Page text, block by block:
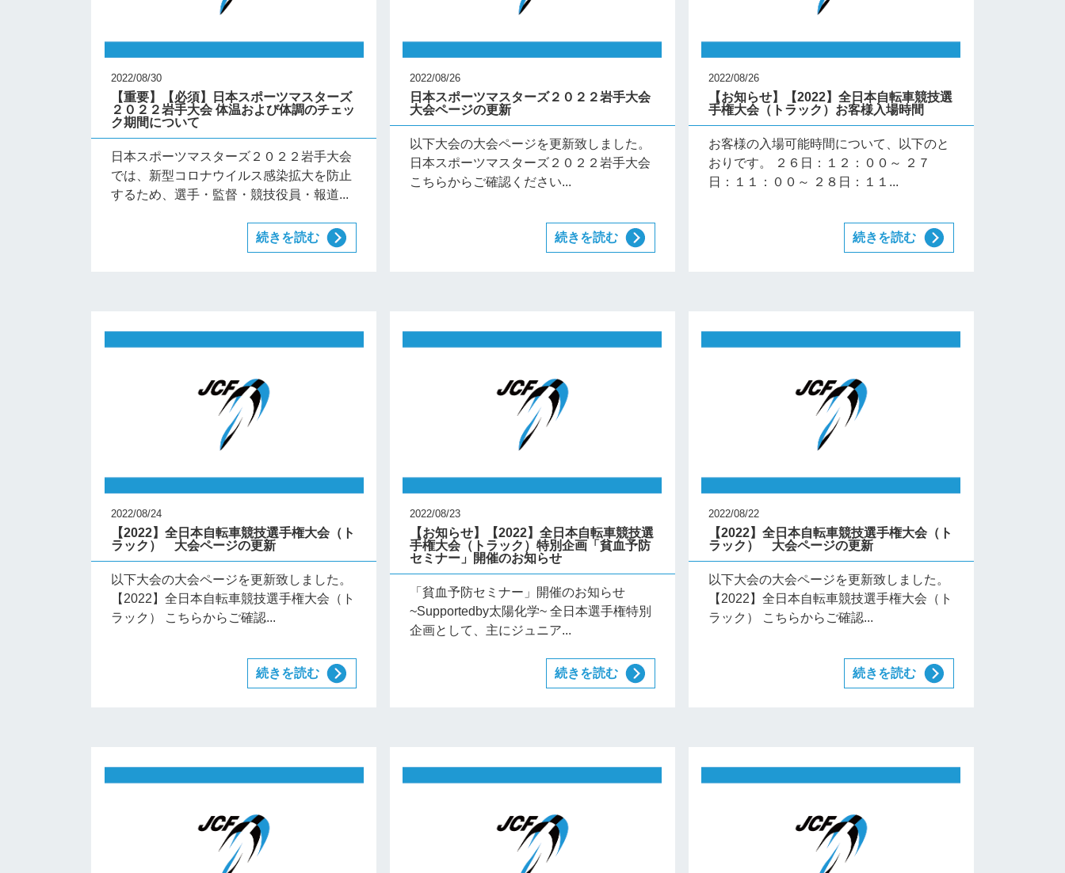
2022/08/30
【重要】【必須】日本スポーツマスターズ
２０２２岩手大会 体温および体調のチェッ
ク期間について
日本スポーツマスターズ２０２２岩手大会
では、新型コロナウイルス感染拡大を防止
するため、選手・監督・競技役員・報道...
続きを読む
2022/08/26
日本スポーツマスターズ２０２２岩手大会
大会ページの更新
以下大会の大会ページを更新致しました。
日本スポーツマスターズ２０２２岩手大会
こちらからご確認ください...
続きを読む
2022/08/26
【お知らせ】【2022】全日本自転車競技選
手権大会（トラック）お客様入場時間
お客様の入場可能時間について、以下のと
おりです。 ２６日：１２：００～ ２７
日：１１：００～ ２８日：１１...
続きを読む
2022/08/24
【2022】全日本自転車競技選手権大会（ト
ラック） 大会ページの更新
以下大会の大会ページを更新致しました。
【2022】全日本自転車競技選手権大会（ト
ラック） こちらからご確認...
続きを読む
2022/08/23
【お知らせ】【2022】全日本自転車競技選
手権大会（トラック）特別企画「貧血予防
セミナー」開催のお知らせ
「貧血予防セミナー」開催のお知らせ
~Supportedby太陽化学~ 全日本選手権特別
企画として、主にジュニア...
続きを読む
2022/08/22
【2022】全日本自転車競技選手権大会（ト
ラック） 大会ページの更新
以下大会の大会ページを更新致しました。
【2022】全日本自転車競技選手権大会（ト
ラック） こちらからご確認...
続きを読む